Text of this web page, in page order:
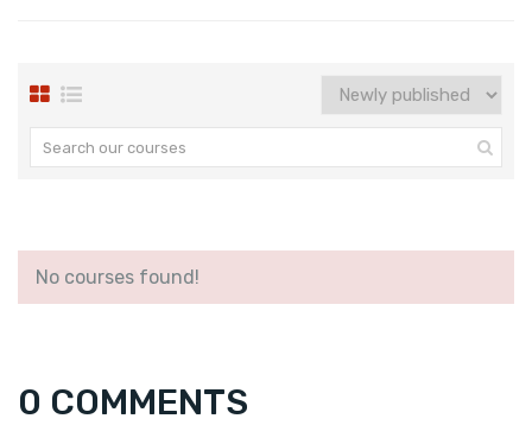
No courses found!
0 COMMENTS